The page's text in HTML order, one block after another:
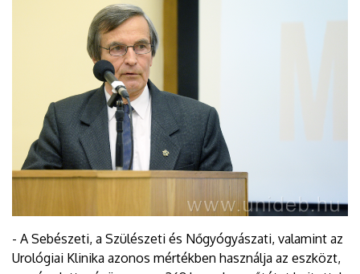
- A Sebészeti, a Szülészeti és Nőgyógyászati, valamint az
Urológiai Klinika azonos mértékben használja az eszközt,